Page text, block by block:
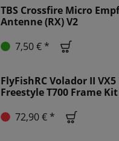
TBS Crossfire Micro
Antenne (RX) V2
7,50 € *
FlyFishRC Volador II VX5
Freestyle T700 Frame
72,90 € *